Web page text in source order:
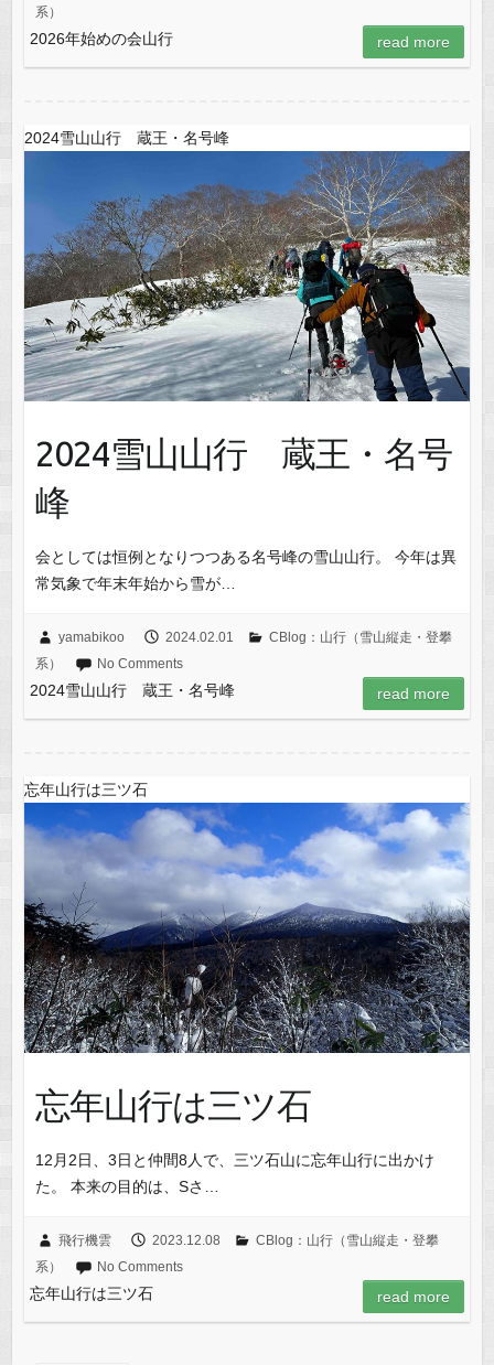
系）
2026年始めの会山行 read more
2024雪山山行 蔵王・名号峰
2024雪山山行 蔵王・名号
峰
会としては恒例となりつつある名号峰の雪山山行。 今年は異
常気象で年末年始から雪が…
yamabikoo 2024.02.01
CBlog：山行（雪山縦走・登攀
系）
No Comments
2024雪山山行 蔵王・名号峰 read more
忘年山行は三ツ石
忘年山行は三ツ石
12月2日、3日と仲間8人で、三ツ石山に忘年山行に出かけ
た。 本来の目的は、Sさ…
飛行機雲 2023.12.08
CBlog：山行（雪山縦走・登攀
系）
No Comments
忘年山行は三ツ石 read more